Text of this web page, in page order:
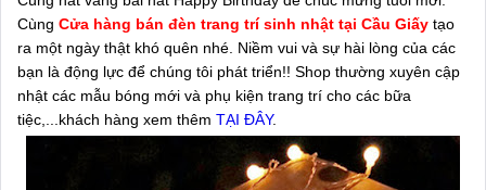
Cùng Cửa hàng bán đèn trang trí sinh nhật tại Cầu Giấy tạo
ra một ngày thật khó quên nhé. Niềm vui và sự hài lòng của các
bạn là động lực để chúng tôi phát triển!! Shop thường xuyên cập
nhật các mẫu bóng mới và phụ kiện trang trí cho các bữa
tiệc,...khách hàng xem thêm TẠI ĐÂY.